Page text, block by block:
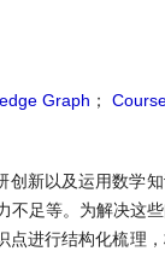
Graph ；
创新以及运用数学
不足等。为解决这
点进行结构化梳理